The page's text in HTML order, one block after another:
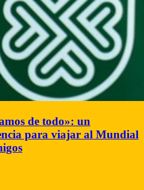
de todo»: un
para viajar al Mundial